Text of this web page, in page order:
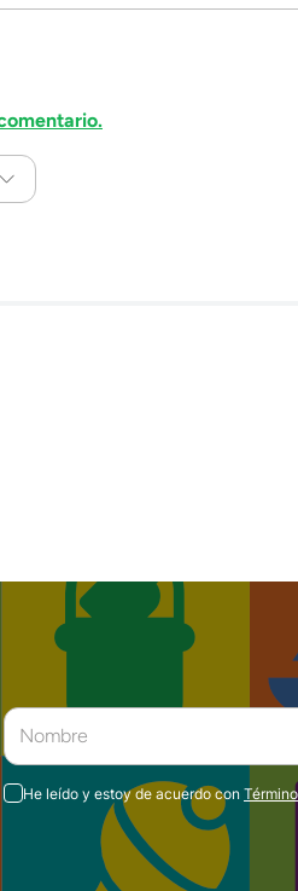
He leído y estoy de acuerdo con